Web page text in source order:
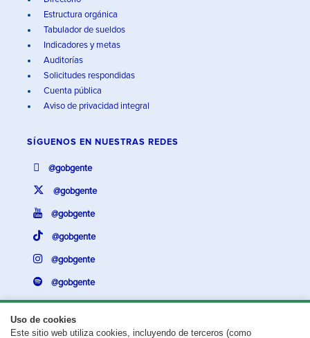
Uso de cookies
Este sitio web utiliza cookies, incluyendo de terceros (como
Estructura orgánica
Tabulador de sueldos
Indicadores y metas
Auditorías
Solicitudes respondidas
Cuenta pública
Aviso de privacidad integral
SÍGUENOS EN NUESTRAS REDES
@gobgente
@gobgente
@gobgente
@gobgente
@gobgente
@gobgente
¿Existe algún problema con esta página?Repórtalo aquí.